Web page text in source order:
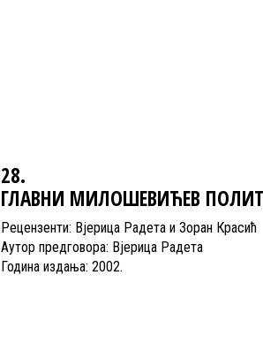
28.
ГЛАВНИ МИЛОШЕВИЋЕВ
Рецензенти: Вјерица Радета и Зоран Красић
Аутор предговора: Вјерица Радета
Година издања: 2002.